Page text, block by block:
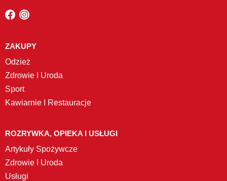
ZAKUPY
Odzież
Zdrowie I Uroda
Sport
Kawiarnie I Restauracje
ROZRYWKA, OPIEKA I USŁUGI
Artykuły Spożywcze
Zdrowie I Uroda
Usługi